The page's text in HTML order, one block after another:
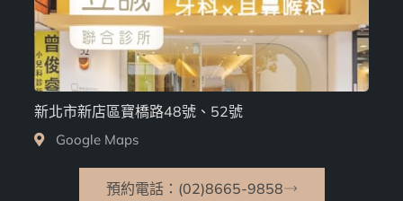
新北市新店區寶橋路48號、52號
Google Maps
預約電話：(02)8665-9858